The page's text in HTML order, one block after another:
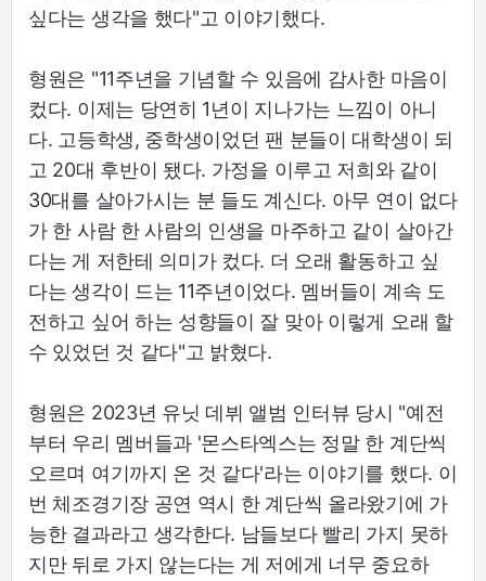
싶다는 생각을 했다"고 이야기했다.
형원은 "11주년을 기념할 수 있음에 감사한 마음이
컸다. 이제는 당연히 1년이 지나가는 느낌이 아니
다. 고등학생, 중학생이었던 팬 분들이 대학생이 되
고 20대 후반이 됐다. 가정을 이루고 저희와 같이
30대를 살아가시는 분 들도 계신다. 아무 연이 없다
가 한 사람 한 사람의 인생을 마주하고 같이 살아간
다는 게 저한테 의미가 컸다. 더 오래 활동하고 싶
다는 생각이 드는 11주년이었다. 멤버들이 계속 도
전하고 싶어 하는 성향들이 잘 맞아 이렇게 오래 할
수 있었던 것 같다"고 밝혔다.
형원은 2023년 유닛 데뷔 앨범 인터뷰 당시 "예전
부터 우리 멤버들과 '몬스타엑스는 정말 한 계단씩
오르며 여기까지 온 것 같다'라는 이야기를 했다. 이
번 체조경기장 공연 역시 한 계단씩 올라왔기에 가
능한 결과라고 생각한다. 남들보다 빨리 가지 못하
지만 뒤로 가지 않는다는 게 저에게 너무 중요하